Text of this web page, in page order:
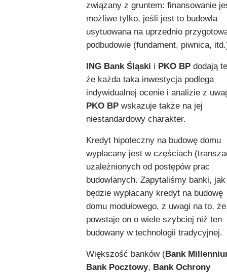
związany z gruntem: finansowanie
możliwe tylko, jeśli jest to budowla
usytuowana na uprzednio
podbudowie (fundament, piwnica,
ING Bank Śląski i PKO BP dodają
że każda taka inwestycja podlega
indywidualnej ocenie i analizie z
PKO BP wskazuje także na jej
niestandardowy charakter.
Kredyt hipoteczny na budowę domu
wypłacany jest w częściach
uzależnionych od postępów prac
budowlanych. Zapytaliśmy banki, jak
będzie wypłacany kredyt na budowę
domu modułowego, z uwagi na to, że
powstaje on o wiele szybciej niż ten
budowany w technologii tradycyjnej.
Większość banków (Bank
Bank Pocztowy, Bank Ochrony